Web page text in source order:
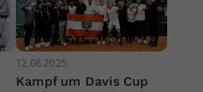
12.06.2025
Kampf um Davis Cup